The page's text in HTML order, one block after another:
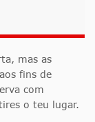
mas as
fins de
com
o teu lugar.